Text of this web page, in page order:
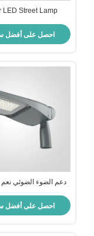
LED Street Lamp
Road Lighting and
Outdoor Spaces
احصل على أفضل
دعم الضوء الضوئي
المصباح الشارع مع
والصيانة
احصل على أفضل